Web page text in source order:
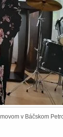
v Báčskom